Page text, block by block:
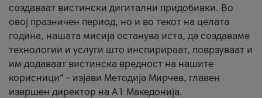
создаваат вистински дигитални придобивки. Во
овој празничен период, но и во текот на целата
година, нашата мисија останува иста, да создаваме
технологии и услуги што инспирираат, поврзуваат и
им додаваат вистинска вредност на нашите
корисници“ – изјави Методија Мирчев, главен
извршен директор на А1 Македонија.